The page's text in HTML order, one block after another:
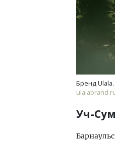
Бренд Ulala.
Уч-